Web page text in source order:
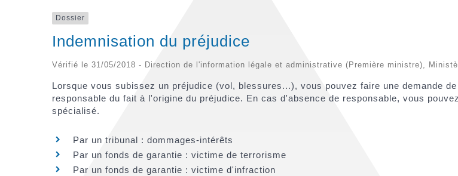
Dossier
Indemnisation du préjudice
Vérifié le 31/05/2018 - Direction de l'information légale et administrative (Première ministre),
Lorsque vous subissez un préjudice (vol, blessures...), vous pouvez faire une demande
responsable du fait à l'origine du préjudice. En cas d'absence de responsable, vous
spécialisé.
Par un tribunal : dommages-intérêts
Par un fonds de garantie : victime de terrorisme
Par un fonds de garantie : victime d'infraction